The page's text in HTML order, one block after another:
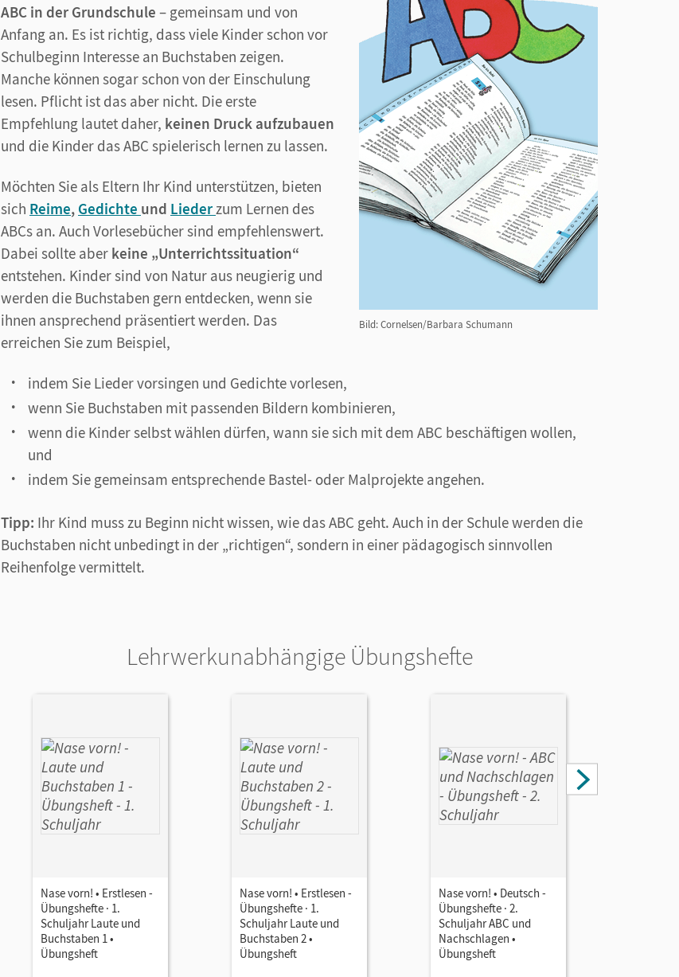
Bild: Cornelsen/Barbara Schumann
ABC in der Grundschule – gemeinsam und von
Anfang an. Es ist richtig, dass viele Kinder schon vor
Schulbeginn Interesse an Buchstaben zeigen.
Manche können sogar schon von der Einschulung
lesen. Pflicht ist das aber nicht. Die erste
Empfehlung lautet daher, keinen Druck aufzubauen
und die Kinder das ABC spielerisch lernen zu lassen.
Möchten Sie als Eltern Ihr Kind unterstützen, bieten
sich Reime, Gedichte und Liederzum Lernen des
ABCs an. Auch Vorlesebücher sind empfehlenswert.
Dabei sollte aber keine „Unterrichtssituation“
entstehen. Kinder sind von Natur aus neugierig und
werden die Buchstaben gern entdecken, wenn sie
ihnen ansprechend präsentiert werden. Das
erreichen Sie zum Beispiel,
indem Sie Lieder vorsingen und Gedichte vorlesen,
wenn Sie Buchstaben mit passenden Bildern kombinieren,
wenn die Kinder selbst wählen dürfen, wann sie sich mit dem ABC beschäftigen wollen,
und
indem Sie gemeinsam entsprechende Bastel- oder Malprojekte angehen.
Tipp: Ihr Kind muss zu Beginn nicht wissen, wie das ABC geht. Auch in der Schule werden die
Buchstaben nicht unbedingt in der „richtigen“, sondern in einer pädagogisch sinnvollen
Reihenfolge vermittelt.
Lehrwerkunabhängige Übungshefte
Nase vorn! • Erstlesen -
Übungshefte · 1.
Schuljahr Laute und
Buchstaben 1 •
Übungsheft
Nase vorn! • Erstlesen -
Übungshefte · 1.
Schuljahr Laute und
Buchstaben 2 •
Übungsheft
Nase vorn! • Deutsch -
Übungshefte · 2.
Schuljahr ABC und
Nachschlagen •
Übungsheft